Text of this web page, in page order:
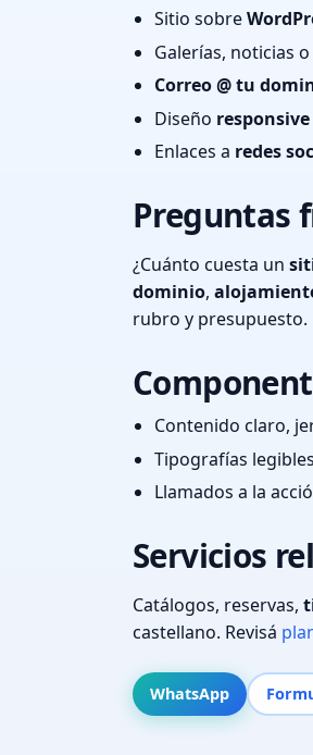
Sitio sobre
Galerías, noticias
Correo @ tu
Diseño responsive
Enlaces a redes
Preguntas
¿Cuánto cuesta un
dominio,
rubro y presupuesto.
Contenido claro,
Tipografías
Llamados a la
Servicios
Catálogos, reservas,
castellano. Revisá
WhatsApp